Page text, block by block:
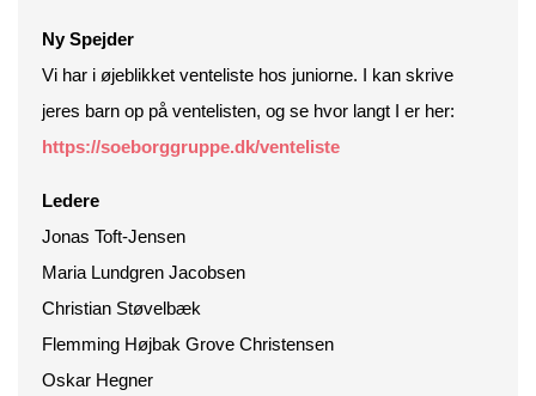
Ny Spejder
Vi har i øjeblikket venteliste hos juniorne. I kan skrive
jeres barn op på ventelisten, og se hvor langt I er her:
https://soeborggruppe.dk/venteliste
Ledere
Jonas Toft-Jensen
Maria Lundgren Jacobsen
Christian Støvelbæk
Flemming Højbak Grove Christensen
Oskar Hegner